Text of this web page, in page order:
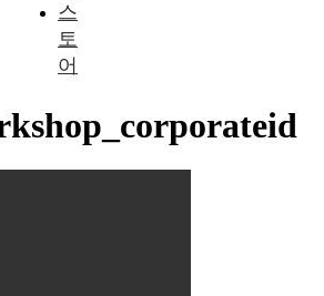
스
토
어